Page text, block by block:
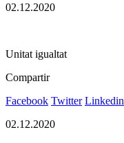
02.12.2020
Unitat igualtat
Compartir
Facebook Twitter Linkedin
02.12.2020